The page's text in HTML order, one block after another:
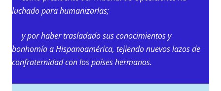
luchado para humanizarlas;
y por haber trasladado sus conocimientos y
bonhomía a Hispanoamérica, tejiendo nuevos lazos de
confraternidad con los países hermanos.